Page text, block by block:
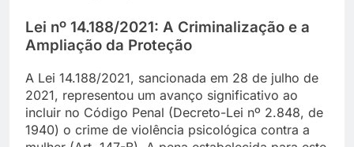
Lei nº 14.188/2021: A Criminalização e a
Ampliação da Proteção
A Lei 14.188/2021, sancionada em 28 de julho de
2021, representou um avanço significativo ao
incluir no Código Penal (Decreto-Lei nº 2.848, de
1940) o crime de violência psicológica contra a